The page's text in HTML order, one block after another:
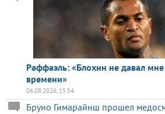
Раффаэль: «Блохин не давал
времени»
06.08.2026, 15:54
Бруно Гимарайнш прошел